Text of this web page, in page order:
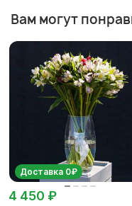
Вам могут
Доставка 0₽
4 450 ₽